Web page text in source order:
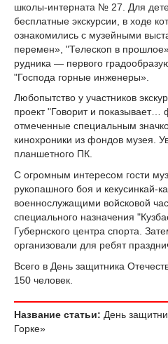
школы-интерната № 27. Для
бесплатные экскурсии, в ходе
ознакомились с музейными
перемен», "Телескоп в
рудника — первого
"Господа горные инженеры».
Любопытство у участников
проект "Говорит и
отмеченные специальным
кинохроники из фондов музея.
планшетного ПК.
С огромным интересом гости
рукопашного боя и кекусинкай-
военнослужащими войсковой
специального назначения
Губернского центра спорта.
организовали для ребят
Всего в День защитника
150 человек.
Название статьи: День
Горке»